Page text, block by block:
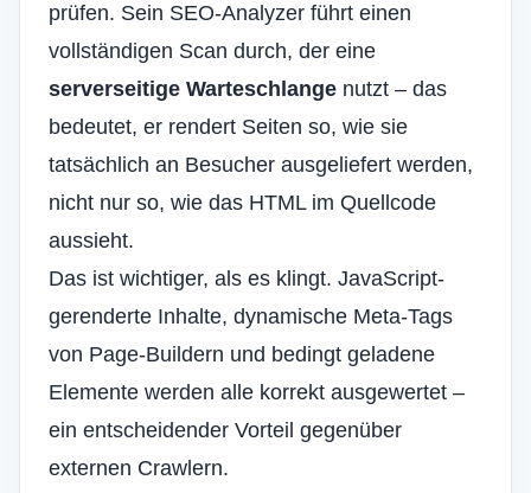
prüfen. Sein SEO-Analyzer führt einen
vollständigen Scan durch, der eine
serverseitige Warteschlange nutzt – das
bedeutet, er rendert Seiten so, wie sie
tatsächlich an Besucher ausgeliefert werden,
nicht nur so, wie das HTML im Quellcode
aussieht.
Das ist wichtiger, als es klingt. JavaScript-
gerenderte Inhalte, dynamische Meta-Tags
von Page-Buildern und bedingt geladene
Elemente werden alle korrekt ausgewertet –
ein entscheidender Vorteil gegenüber
externen Crawlern.